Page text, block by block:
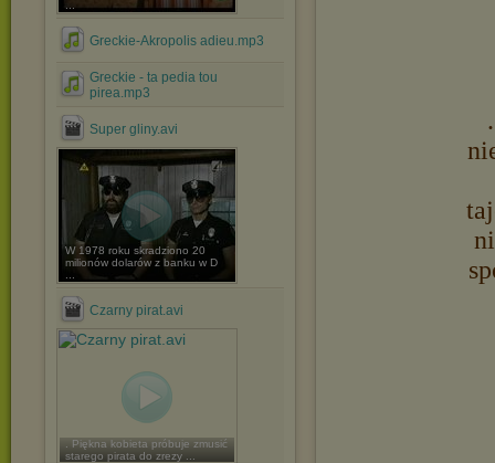
Greckie-Akropolis adieu.mp3
Greckie - ta pedia tou
pirea.mp3
Super gliny.avi
W 1978 roku skradziono 20
milionów dolarów z banku w D
Czarny pirat.avi
. Piękna kobieta próbuje zmusić
starego pirata do zrezy ...